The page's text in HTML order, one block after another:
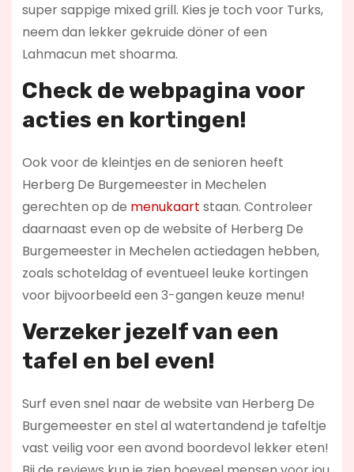
super sappige mixed grill. Kies je toch voor Turks,
neem dan lekker gekruide döner of een
Lahmacun met shoarma.
Check de webpagina voor
acties en kortingen!
Ook voor de kleintjes en de senioren heeft
Herberg De Burgemeester in Mechelen
gerechten op de menukaart staan. Controleer
daarnaast even op de website of Herberg De
Burgemeester in Mechelen actiedagen hebben,
zoals schoteldag of eventueel leuke kortingen
voor bijvoorbeeld een 3-gangen keuze menu!
Verzeker jezelf van een
tafel en bel even!
Surf even snel naar de website van Herberg De
Burgemeester en stel al watertandend je tafeltje
vast veilig voor een avond boordevol lekker eten!